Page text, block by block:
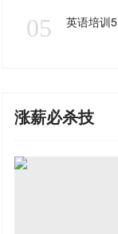
05 英语培训
涨薪必杀技